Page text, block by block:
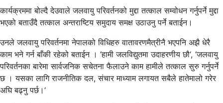
कार्यक्रममा बोल्दै देउवाले जलवायु परिवर्तनको मुद्दा तत्काल सम्वोधन गर्नुपर्ने मुद्दा
भएको बताउँदै तत्काल अन्तराष्टिय समुदाय समक्ष उठाउनु पर्ने बताईन।
उनले जलवायु परिवर्तनमा नेपालको विधिहरु वातावरणमैत्रीनै भएपनि अझै धेरै
काम भने गर्न बाँकी रहेको बताईन । ‘हामी जलविद्युतमा उदाहरणीय छौ‘, ‘जलवायु
परिवर्तनका बारेमा सार्वजनिक सचेतना फैलाउने काम हामीले तत्काल सुरु गर्नुपर्ने
छ । यसका लागि राजनीतिक दल, संचार माध्याम लगायत सबैले हातेमालो गरेर
अघि बढ्नु पर्छ।‘